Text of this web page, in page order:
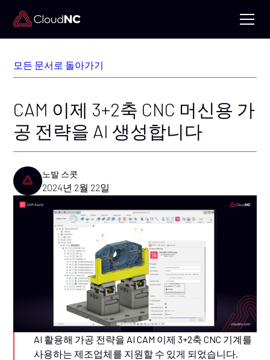
모든 문서로 돌아가기
CAM 이제 3+2축 CNC 머신용 가
공 전략을 AI 생성합니다
노발 스콧
2024년 2월 22일
AI 활용해 가공 전략을 AI CAM 이제 3+2축 CNC 기계를
사용하는 제조업체를 지원할 수 있게 되었습니다.